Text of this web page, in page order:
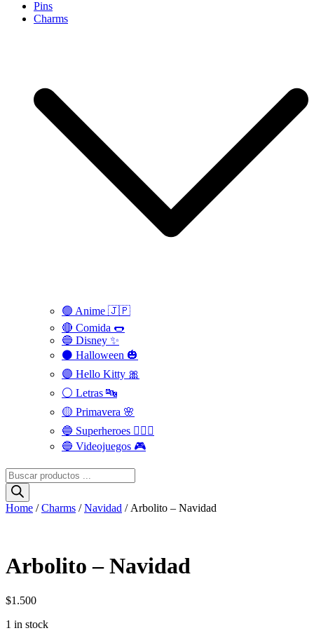
Pins
Charms
🟢 Anime 🇯🇵
🔴 Comida 🌭
🔵 Disney ✨
⚫ Halloween 🎃
🟣 Hello Kitty 🎀
⚪️ Letras 🔤
🟡 Primavera 🌸
🔵 Superheroes 🦸🏻‍♂️
🔵 Videojuegos 🎮
Búsqueda
de
productos
Home /Charms /Navidad / Arbolito – Navidad
Arbolito – Navidad
$1.500
1 in stock